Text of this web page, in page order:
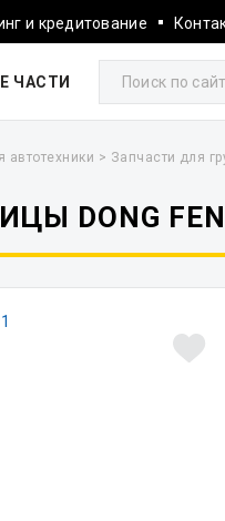
и кредитование
ЧАСТИ
автотехники > Запчасти для
DONG